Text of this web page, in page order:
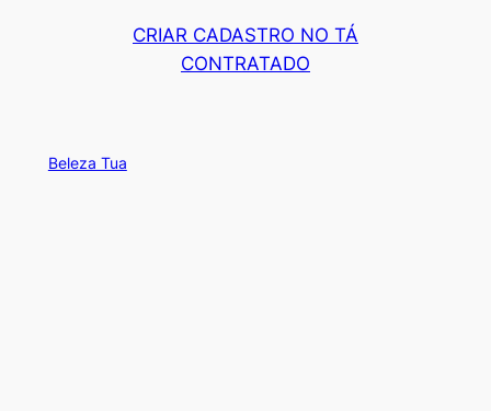
CRIAR CADASTRO NO TÁ
CONTRATADO
Beleza Tua